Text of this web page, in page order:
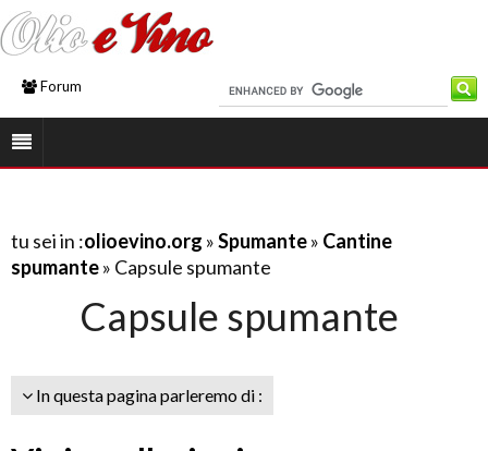
Forum
tu sei in :olioevino.org »Spumante» Cantine
spumante» Capsule spumante
Capsule spumante
In questa pagina parleremo di :